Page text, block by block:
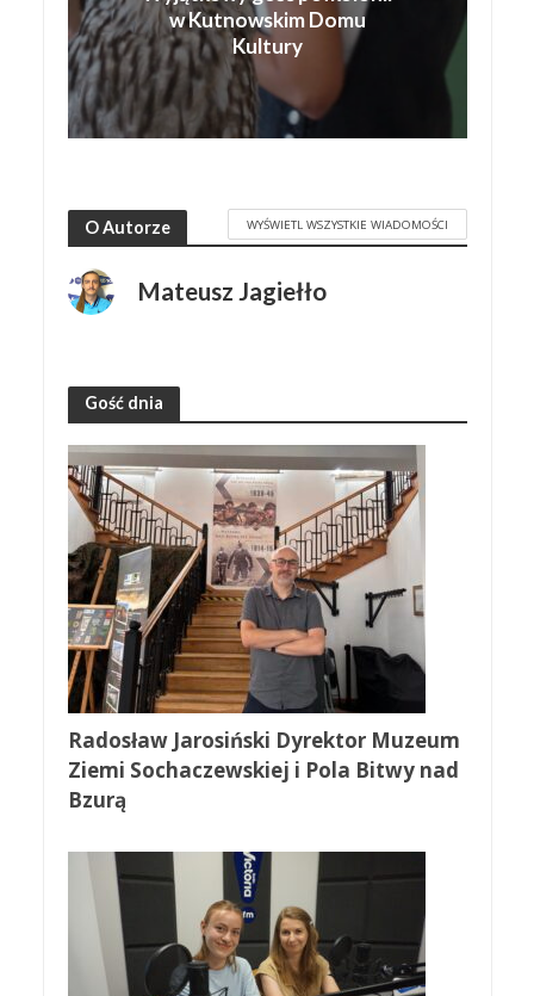
w Kutnowskim Domu
Kultury
O Autorze WYŚWIETL WSZYSTKIE WIADOMOŚCI
Mateusz Jagiełło
Gość dnia
Radosław Jarosiński Dyrektor Muzeum
Ziemi Sochaczewskiej i Pola Bitwy nad
Bzurą